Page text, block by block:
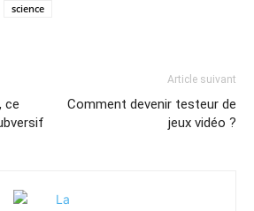
science
ce
Article suivant
Comment devenir testeur de
jeux vidéo ?